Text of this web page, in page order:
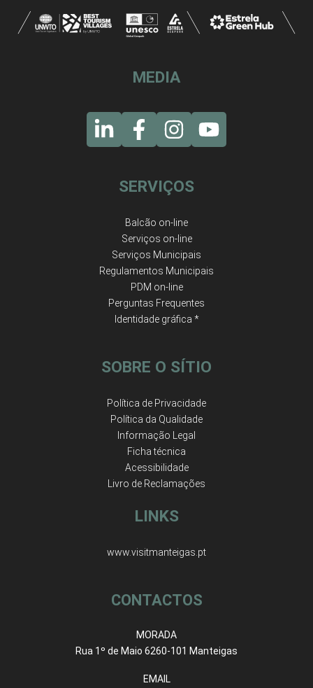
MEDIA
SERVIÇOS
Balcão on-line
Serviços on-line
Serviços Municipais
Regulamentos Municipais
PDM on-line
Perguntas Frequentes
Identidade gráfica *
SOBRE O SÍTIO
Política de Privacidade
Política da Qualidade
Informação Legal
Ficha técnica
Acessibilidade
Livro de Reclamações
LINKS
www.visitmanteigas.pt
CONTACTOS
MORADA
Rua 1º de Maio 6260-101 Manteigas
EMAIL